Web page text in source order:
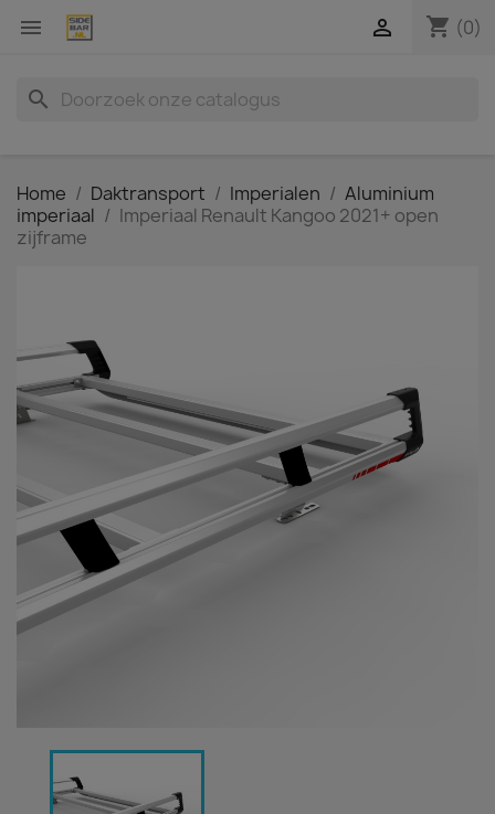
 shopping_cart (0)

search
Home Daktransport Imperialen
Aluminium
imperiaal
Imperiaal Renault Kangoo 2021+ open
zijframe